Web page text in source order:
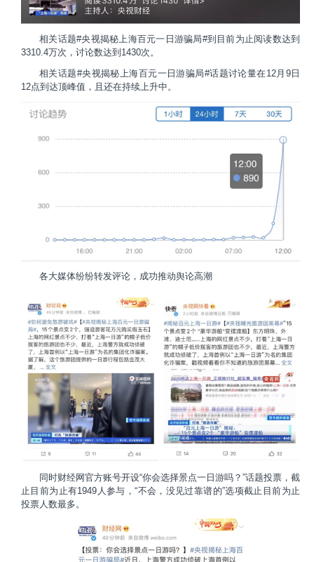
相关话题#央视揭秘上海百元一日游骗局#到目前为止阅读数达到
3310.4万次，讨论数达到1430次。
相关话题#央视揭秘上海百元一日游骗局#话题讨论量在12月9日
12点到达顶峰值，且还在持续上升中。
各大媒体纷纷转发评论，成功推动舆论高潮
同时财经网官方账号开设“你会选择景点一日游吗？”话题投票，截
止目前为止有1949人参与，“不会，没见过靠谱的”选项截止目前为止
投票人数最多。